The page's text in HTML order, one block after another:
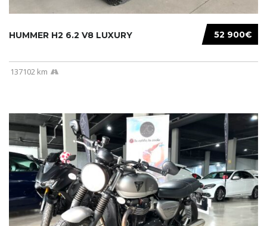
52 900€
HUMMER H2 6.2 V8 LUXURY
137102 km